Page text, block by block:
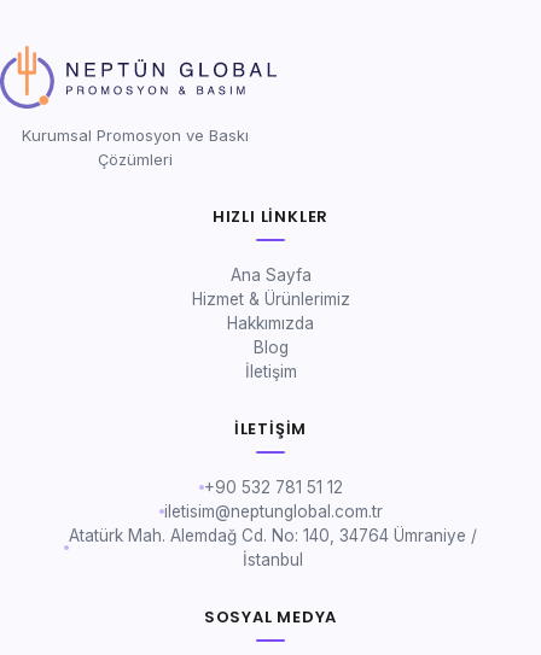
Kurumsal Promosyon ve Baskı
Çözümleri
HIZLI LINKLER
Ana Sayfa
Hizmet & Ürünlerimiz
Hakkımızda
Blog
İletişim
İLETIŞIM
+90 532 781 51 12
iletisim@neptunglobal.com.tr
Atatürk Mah. Alemdağ Cd. No: 140, 34764 Ümraniye /
İstanbul
SOSYAL MEDYA